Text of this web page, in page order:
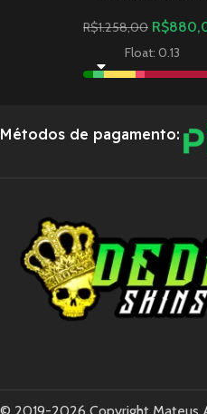
R$1.258,00 R$
Float: 0.13
Métodos de pagamento: